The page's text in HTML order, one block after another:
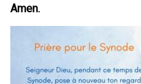
Amen.